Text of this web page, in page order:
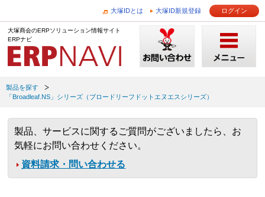
大塚IDとは 大塚ID新規登録 ログイン
大塚商会のERPソリューション情報サイト
ERPナビ
製品を探す
「Broadleaf.NS」シリーズ（ブロードリーフドットエヌエスシリーズ）
製品、サービスに関するご質問がございましたら、お
気軽にお問い合わせください。
資料請求・問い合わせる